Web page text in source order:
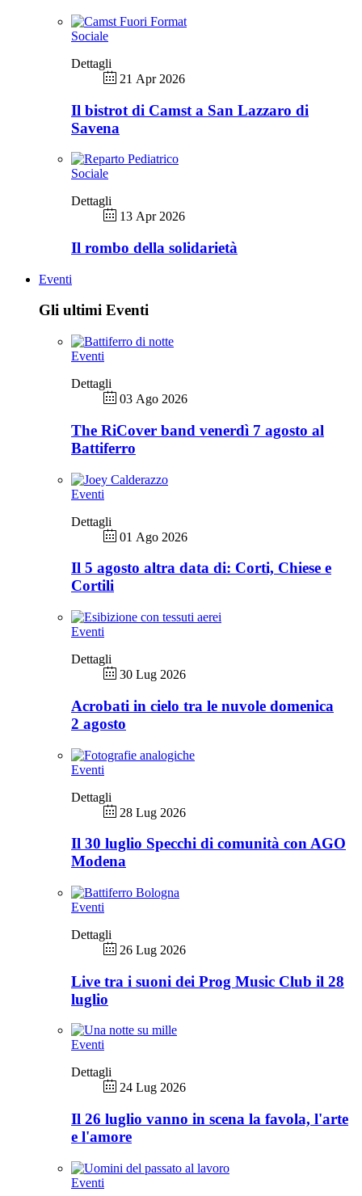
Sociale
Dettagli
21 Apr 2026
Il bistrot di Camst a San Lazzaro di
Savena
Sociale
Dettagli
13 Apr 2026
Il rombo della solidarietà
Eventi
Gli ultimi Eventi
Eventi
Dettagli
03 Ago 2026
The RiCover band venerdì 7 agosto al
Battiferro
Eventi
Dettagli
01 Ago 2026
Il 5 agosto altra data di: Corti, Chiese e
Cortili
Eventi
Dettagli
30 Lug 2026
Acrobati in cielo tra le nuvole domenica
2 agosto
Eventi
Dettagli
28 Lug 2026
Il 30 luglio Specchi di comunità con AGO
Modena
Eventi
Dettagli
26 Lug 2026
Live tra i suoni dei Prog Music Club il 28
luglio
Eventi
Dettagli
24 Lug 2026
Il 26 luglio vanno in scena la favola, l'arte
e l'amore
Eventi